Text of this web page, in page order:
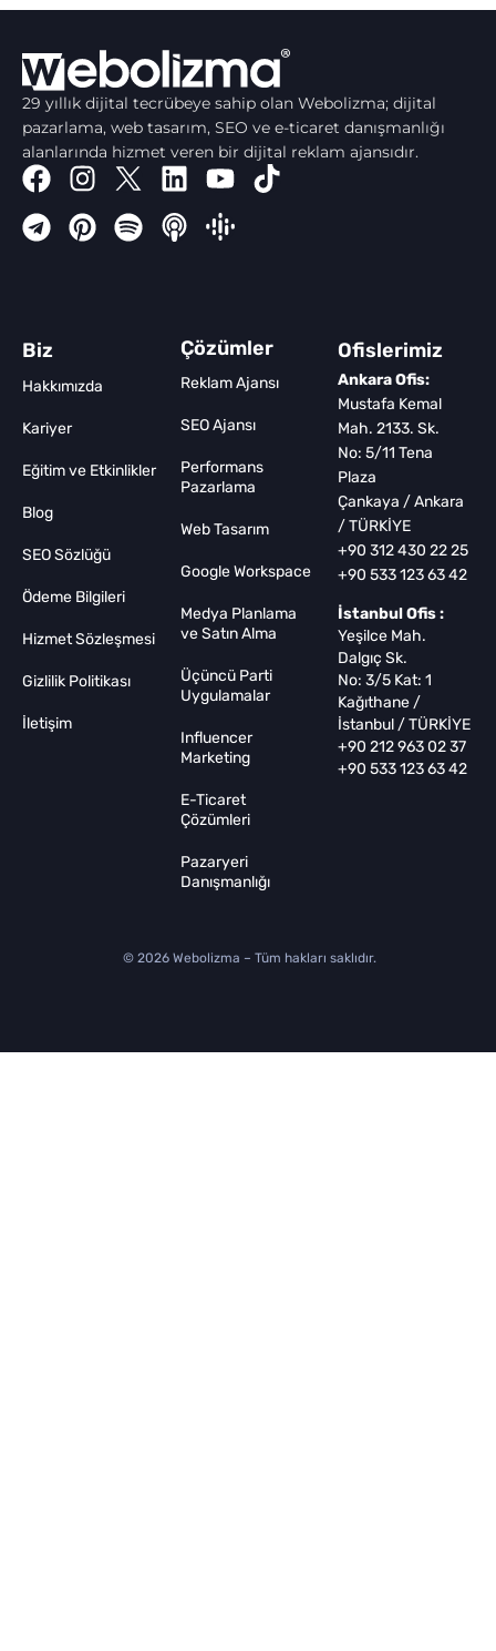
29 yıllık dijital tecrübeye sahip olan Webolizma; dijital
pazarlama, web tasarım, SEO ve e-ticaret danışmanlığı
alanlarında hizmet veren bir dijital reklam ajansıdır.
Biz
Hakkımızda
Kariyer
Eğitim ve Etkinlikler
Blog
SEO Sözlüğü
Ödeme Bilgileri
Hizmet Sözleşmesi
Gizlilik Politikası
İletişim
Çözümler
Reklam Ajansı
SEO Ajansı
Performans
Pazarlama
Web Tasarım
Google Workspace
Medya Planlama
ve Satın Alma
Üçüncü Parti
Uygulamalar
Influencer
Marketing
E-Ticaret
Çözümleri
Pazaryeri
Danışmanlığı
Ofislerimiz
Ankara Ofis:
Mustafa Kemal
Mah. 2133. Sk.
No: 5/11 Tena
Plaza
Çankaya / Ankara
/ TÜRKİYE
+90 312 430 22 25
+90 533 123 63 42
İstanbul Ofis :
Yeşilce Mah.
Dalgıç Sk.
No: 3/5 Kat: 1
Kağıthane /
İstanbul / TÜRKİYE
+90 212 963 02 37
+90 533 123 63 42
© 2026 Webolizma – Tüm hakları saklıdır.